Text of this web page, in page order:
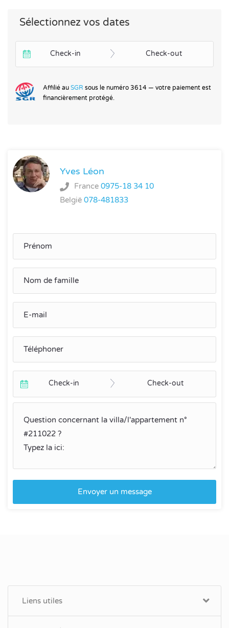
Sélectionnez vos dates
Check-in Check-out
Affilié au SGR sous le numéro 3614 — votre paiement est
financièrement protégé.
Yves Léon
France 0975-18 34 10
België 078-481833
Check-in Check-out
Envoyer un message
Liens utiles